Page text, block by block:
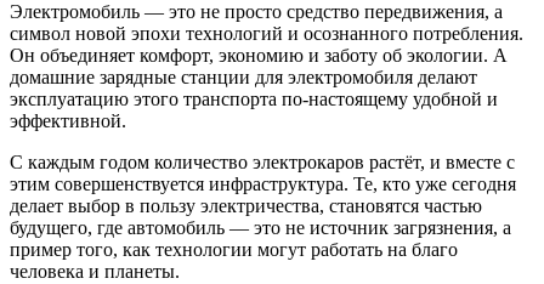
Электромобиль — это не просто средство передвижения, а
символ новой эпохи технологий и осознанного потребления.
Он объединяет комфорт, экономию и заботу об экологии. А
домашние зарядные станции для электромобиля делают
эксплуатацию этого транспорта по-настоящему удобной и
эффективной.
С каждым годом количество электрокаров растёт, и вместе с
этим совершенствуется инфраструктура. Те, кто уже сегодня
делает выбор в пользу электричества, становятся частью
будущего, где автомобиль — это не источник загрязнения, а
пример того, как технологии могут работать на благо
человека и планеты.